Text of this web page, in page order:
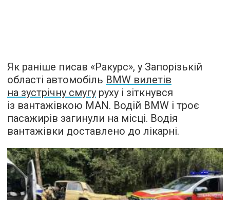
Як раніше писав «Ракурс», у Запорізькій
області автомобіль BMW вилетів
на зустрічну смугу руху і зіткнувся
із вантажівкою MAN. Водій BMW і троє
пасажирів загинули на місці. Водія
вантажівки доставлено до лікарні.